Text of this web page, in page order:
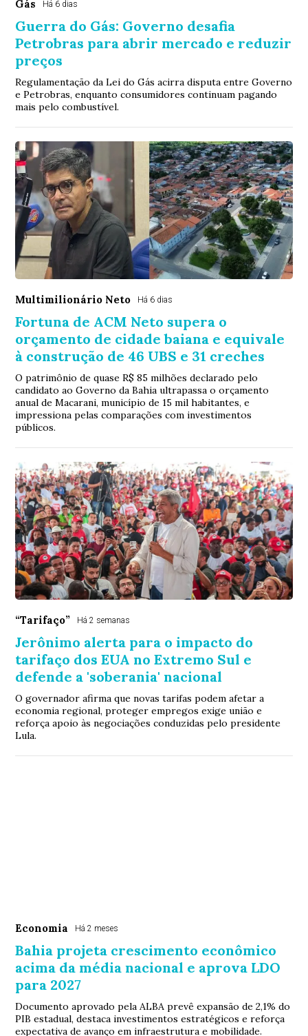
Gás Há 6 dias
Guerra do Gás: Governo desafia
Petrobras para abrir mercado e reduzir
preços
Regulamentação da Lei do Gás acirra disputa entre Governo
e Petrobras, enquanto consumidores continuam pagando
mais pelo combustível.
Multimilionário Neto Há 6 dias
Fortuna de ACM Neto supera o
orçamento de cidade baiana e equivale
à construção de 46 UBS e 31 creches
O patrimônio de quase R$ 85 milhões declarado pelo
candidato ao Governo da Bahia ultrapassa o orçamento
anual de Macarani, município de 15 mil habitantes, e
impressiona pelas comparações com investimentos
públicos.
“Tarifaço” Há 2 semanas
Jerônimo alerta para o impacto do
tarifaço dos EUA no Extremo Sul e
defende a 'soberania' nacional
O governador afirma que novas tarifas podem afetar a
economia regional, proteger empregos exige união e
reforça apoio às negociações conduzidas pelo presidente
Lula.
Economia Há 2 meses
Bahia projeta crescimento econômico
acima da média nacional e aprova LDO
para 2027
Documento aprovado pela ALBA prevê expansão de 2,1% do
PIB estadual, destaca investimentos estratégicos e reforça
expectativa de avanço em infraestrutura e mobilidade.